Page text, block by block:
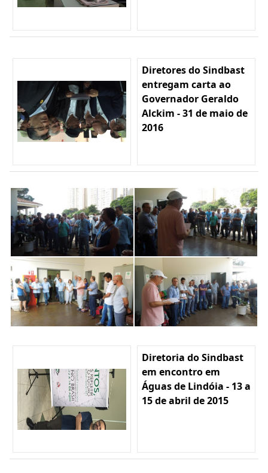
Diretores do Sindbast
entregam carta ao
Governador Geraldo
Alckim - 31 de maio de
2016
Diretoria do Sindbast
em encontro em
Águas de Lindóia - 13 a
15 de abril de 2015